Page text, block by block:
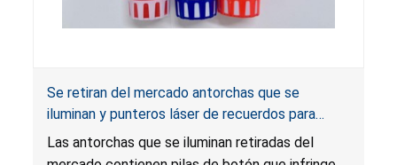
Se retiran del mercado antorchas que se
iluminan y punteros láser de recuerdos para
fiestas por riesgo de lesión grave o muerte por
ingestión de pilas; infringen varias normas;
Las antorchas que se iluminan retiradas del